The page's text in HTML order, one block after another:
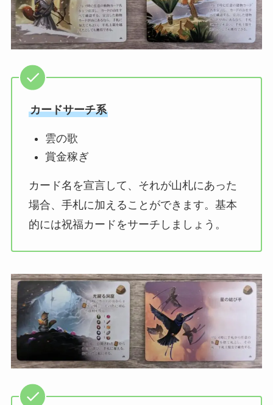
カードサーチ系
雲の歌
賞金稼ぎ
カード名を宣言して、それが山札にあった
場合、手札に加えることができます。基本
的には祝福カードをサーチしましょう。